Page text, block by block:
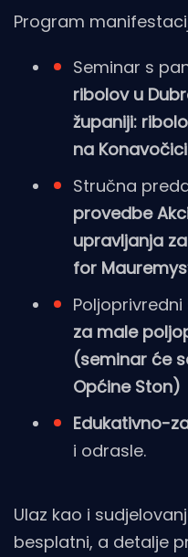
Program
Seminar s
ribolov u
županiji:
na Konavočici
Stručna
provedbe
upravljanja
for
za male
(seminar će
Općine Ston)
Edukativno-
i odrasle.
Ulaz kao i
besplatni, a detalje